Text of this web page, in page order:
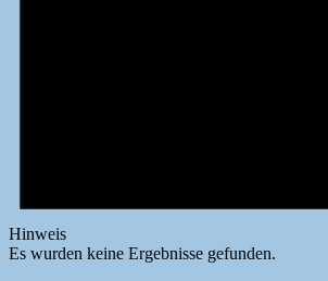
Hinweis
Es wurden keine Ergebnisse gefunden.